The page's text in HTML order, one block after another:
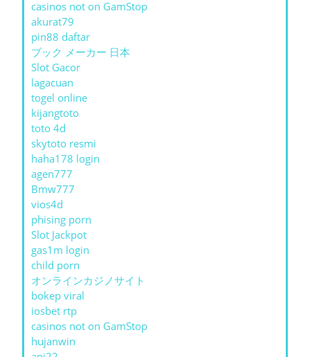
casinos not on GamStop
akurat79
pin88 daftar
ブック メーカー 日本
Slot Gacor
lagacuan
togel online
kijangtoto
toto 4d
skytoto resmi
haha178 login
agen777
Bmw777
vios4d
phising porn
Slot Jackpot
gas1m login
child porn
オンラインカジノサイト
bokep viral
iosbet rtp
casinos not on GamStop
hujanwin